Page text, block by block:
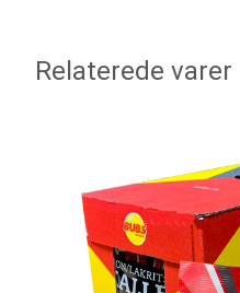
Relaterede varer